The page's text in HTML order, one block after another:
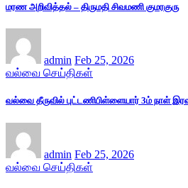
மரண அறிவித்தல் – திருமதி சிவமணி குமரகுரு
admin Feb 25, 2026
வல்வை செய்திகள்
வல்வை தீருவில் புட்டணிபிள்ளையார் 3ம் நாள்
admin Feb 25, 2026
வல்வை செய்திகள்